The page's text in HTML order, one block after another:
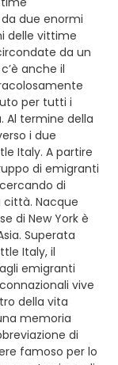
due enormi
delle vittime
da un
anche il
per tutti i
Al termine della
i due
Italy. A partire
di emigranti
di
città. Nacque
di New York è
Superata
Italy, il
emigranti
vive
della vita
memoria
di
famoso per lo